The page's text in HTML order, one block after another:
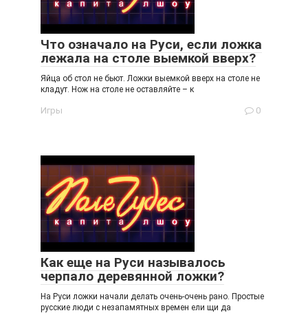
Что означало на Руси, если ложка
лежала на столе выемкой вверх?
Яйца об стол не бьют. Ложки выемкой вверх на столе не
кладут. Нож на столе не оставляйте – к
Игры 0
Как еще на Руси называлось
черпало деревянной ложки?
На Руси ложки начали делать очень-очень рано. Простые
русские люди с незапамятных времен ели щи да